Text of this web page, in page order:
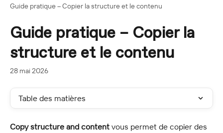
Guide pratique – Copier la structure et le contenu
Guide pratique – Copier la
structure et le contenu
28 mai 2026
Table des matières
Copy structure and content vous permet de copier des